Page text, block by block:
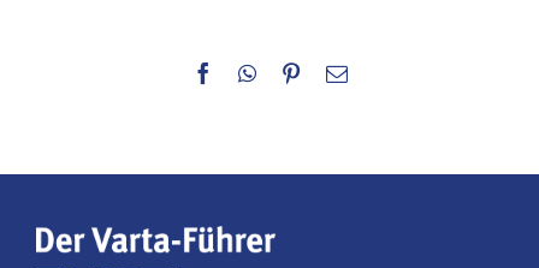
Facebook
WhatsApp
Pinterest
E-